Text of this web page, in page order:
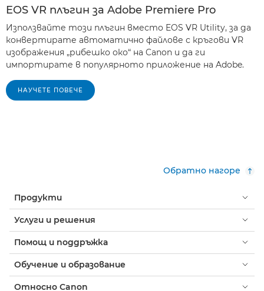
EOS VR плъгин за Adobe Premiere Pro
Използвайте този плъгин вместо EOS VR Utility, за да
конвертирате автоматично файлове с кръгови VR
изображения „рибешко око“ на Canon и да ги
импортирате в популярното приложение на Adobe.
НАУЧЕТЕ ПОВЕЧЕ
Обратно нагоре
Продукти
Услуги и решения
Помощ и поддръжка
Обучение и образование
Относно Canon